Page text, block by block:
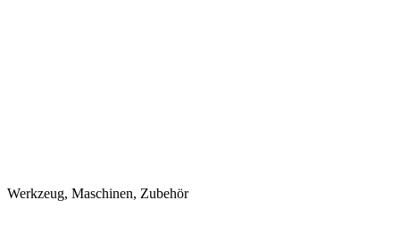
Werkzeug, Maschinen, Zubehör